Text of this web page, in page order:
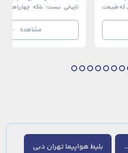
که طبیعت
و تصویری
تاریخی نیست؛ بلکه چهارراهی
می‌رسند. امینونو از دوران بیزانس
عثمانی و امروز، به لطف موقعیت
مشاهده
استانبول بلیط هواپیما تهران دبی